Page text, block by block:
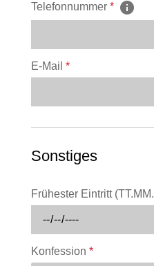
Telefonnummer *
E-Mail *
Sonstiges
Frühester Eintritt
Konfession *